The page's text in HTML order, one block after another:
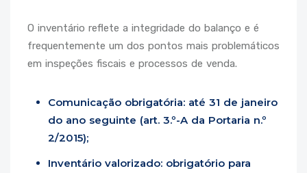
O inventário reflete a integridade do balanço e é
frequentemente um dos pontos mais problemáticos
em inspeções fiscais e processos de venda.
Comunicação obrigatória: até 31 de janeiro
do ano seguinte (art. 3.º-A da Portaria n.º
2/2015);
Inventário valorizado: obrigatório para